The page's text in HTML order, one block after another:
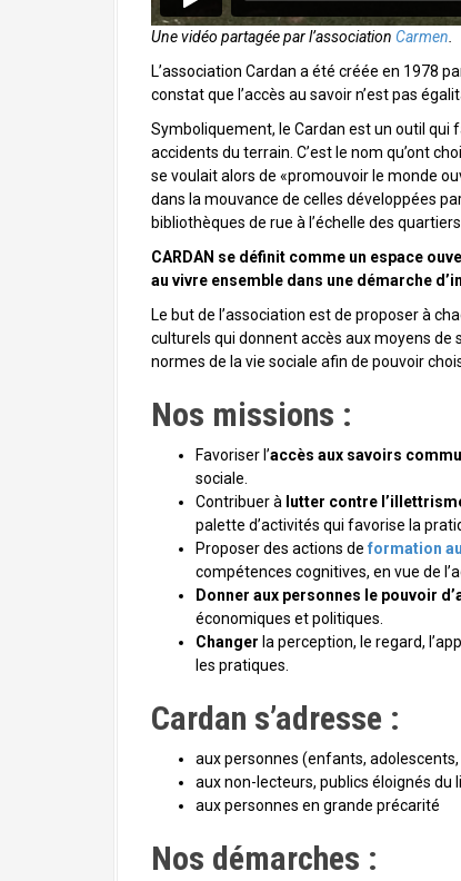
Une vidéo partagée par l’association Carmen
L’association Cardan a été créée en 1978
constat que l’accès au savoir n’est pas
Symboliquement, le Cardan est un outil qui
accidents du terrain. C’est le nom qu’ont
se voulait alors de «promouvoir le monde
dans la mouvance de celles développées
bibliothèques de rue à l’échelle des quartiers.
CARDAN se définit comme un espace
au vivre ensemble dans une démarche
Le but de l’association est de proposer à
culturels qui donnent accès aux moyens de
normes de la vie sociale afin de pouvoir
Nos missions :
Favoriser l’accès aux savoirs
sociale.
Contribuer à lutter contre
palette d’activités qui favorise la
Proposer des actions de formation
compétences cognitives, en vue de
Donner aux personnes le pouvoir
économiques et politiques.
Changer la perception, le regard,
les pratiques.
Cardan s’adresse :
aux personnes (enfants,
aux non-lecteurs, publics éloignés du
aux personnes en grande précarité
Nos démarches :